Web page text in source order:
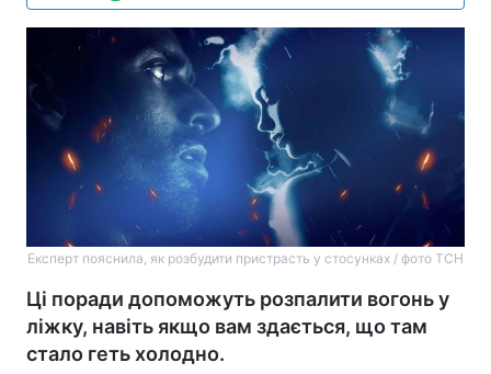
Експерт пояснила, як розбудити пристрасть у стосунках / фото ТСН
Ці поради допоможуть розпалити вогонь у
ліжку, навіть якщо вам здається, що там
стало геть холодно.